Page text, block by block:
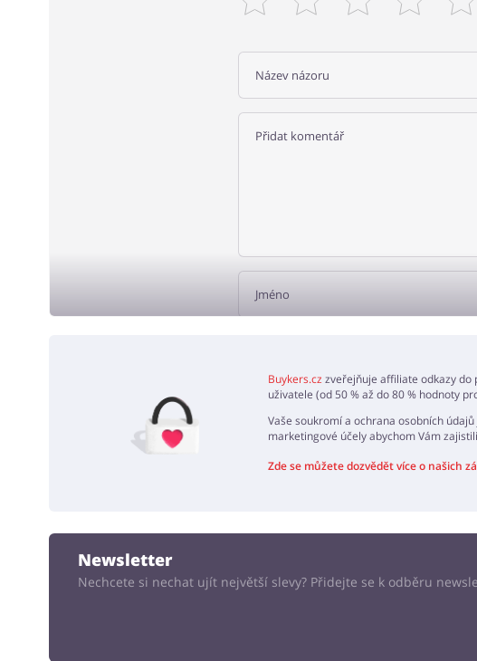
Buykers.cz zveřejňuje affiliate odkazy do
uživatele (od 50 % až do 80 % hodnoty
Vaše soukromí a ochrana osobních
marketingové účely abychom Vám
Zde se můžete dozvědět více o našich
Newsletter
Nechcete si nechat ujít největší slevy? Přidejte se k odběru